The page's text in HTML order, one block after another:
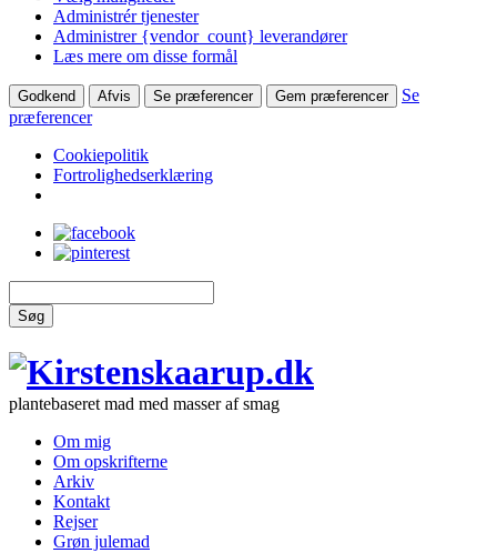
Administrér tjenester
Administrer {vendor_count} leverandører
Læs mere om disse formål
Godkend Afvis Se præferencer Gem præferencer
Se
præferencer
Cookiepolitik
Fortrolighedserklæring
Søg
plantebaseret mad med masser af smag
Om mig
Om opskrifterne
Arkiv
Kontakt
Rejser
Grøn julemad